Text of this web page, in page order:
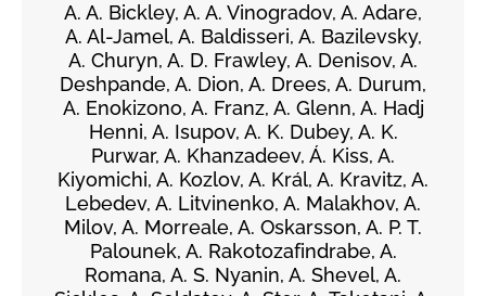
A. A. Bickley, A. A. Vinogradov, A. Adare,
A. Al-Jamel, A. Baldisseri, A. Bazilevsky,
A. Churyn, A. D. Frawley, A. Denisov, A.
Deshpande, A. Dion, A. Drees, A. Durum,
A. Enokizono, A. Franz, A. Glenn, A. Hadj
Henni, A. Isupov, A. K. Dubey, A. K.
Purwar, A. Khanzadeev, Á. Kiss, A.
Kiyomichi, A. Kozlov, A. Král, A. Kravitz, A.
Lebedev, A. Litvinenko, A. Malakhov, A.
Milov, A. Morreale, A. Oskarsson, A. P. T.
Palounek, A. Rakotozafindrabe, A.
Romana, A. S. Nyanin, A. Shevel, A.